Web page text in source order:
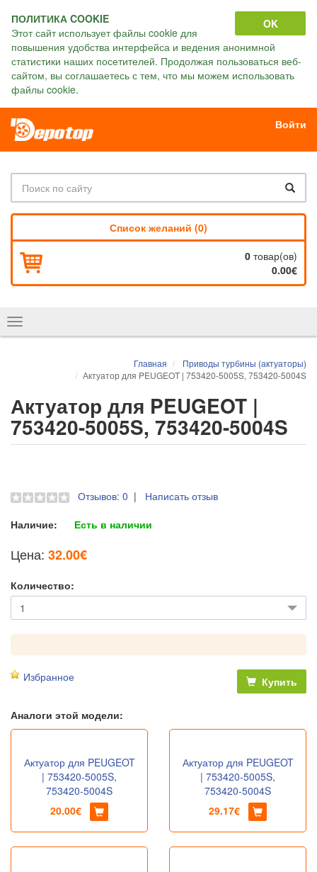
OK
ПОЛИТИКА COOKIE
Этот сайт использует файлы cookie для
повышения удобства интерфейса и ведения анонимной
статистики наших посетителей. Продолжая пользоваться веб-
сайтом, вы соглашаетесь с тем, что мы можем использовать
файлы cookie.
Войти
Список желаний (0)
0 товар(ов)
0.00€
Показать
навигацию
Главная
Приводы турбины (актуаторы)
Актуатор для PEUGEOT | 753420-5005S, 753420-5004S
Актуатор для PEUGEOT |
753420-5005S, 753420-5004S
Отзывов: 0 | Написать отзыв
Наличие:
Есть в наличии
Цена: 32.00€
Количество:
Купить
Избранное
Аналоги этой модели:
Актуатор для PEUGEOT
| 753420-5005S,
753420-5004S
20.00€
Актуатор для PEUGEOT
| 753420-5005S,
753420-5004S
29.17€